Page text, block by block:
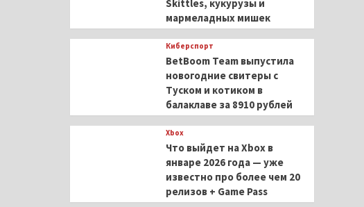
Skittles, кукурузы и
мармеладных мишек
Киберспорт
BetBoom Team выпустила
новогодние свитеры с
Туском и котиком в
балаклаве за 8910 рублей
Xbox
Что выйдет на Xbox в
январе 2026 года — уже
известно про более чем 20
релизов + Game Pass